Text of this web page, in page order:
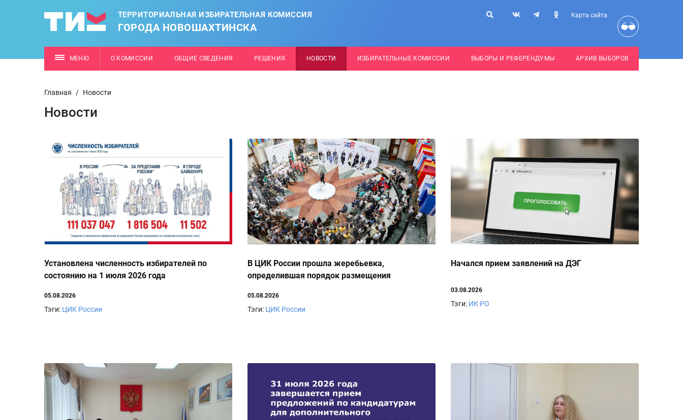
ТЕРРИТОРИАЛЬНАЯ ИЗБИРАТЕЛЬНАЯ КОМИССИЯ
ГОРОДА НОВОШАХТИНСКА
Карта сайта
МЕНЮ О КОМИССИИ ОБЩИЕ СВЕДЕНИЯ РЕШЕНИЯ НОВОСТИ ИЗБИРАТЕЛЬНЫЕ КОМИССИИ ВЫБОРЫ И РЕФЕРЕНДУМЫ АРХИВ ВЫБОРОВ
Главная / Новости
Новости
Установлена численность избирателей по
состоянию на 1 июля 2026 года
05.08.2026
Тэги: ЦИК России
В ЦИК России прошла жеребьевка,
определившая порядок размещения
избирательном бюллетене
05.08.2026
Тэги: ЦИК России
Начался прием заявлений на ДЭГ
03.08.2026
Тэги: ИК РО